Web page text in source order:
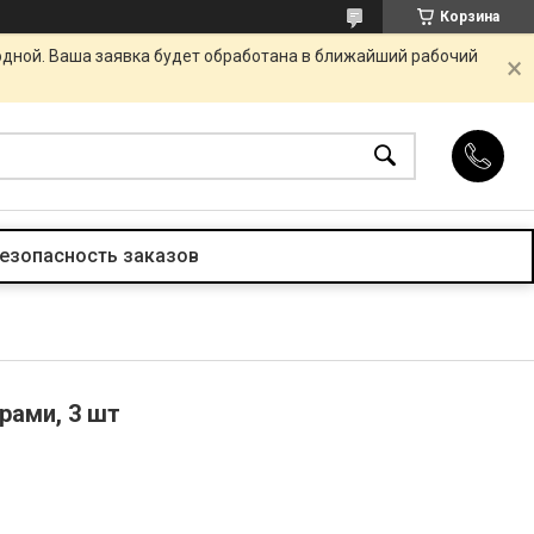
Корзина
Ваша заявка будет обработана в ближайший рабочий
заказов
3 шт